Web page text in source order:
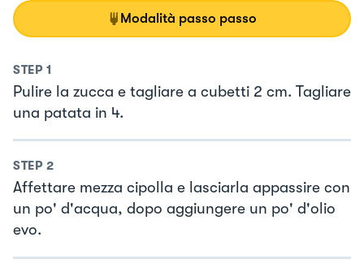
Modalità passo passo
STEP 1
Pulire la zucca e tagliare a cubetti 2 cm. Tagliare
una patata in 4.
STEP 2
Affettare mezza cipolla e lasciarla appassire con
un po' d'acqua, dopo aggiungere un po' d'olio
evo.